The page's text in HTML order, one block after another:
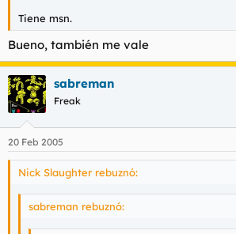
Tiene msn.
Bueno, también me vale
sabreman
Freak
20 Feb 2005
Nick Slaughter rebuznó:
sabreman rebuznó: